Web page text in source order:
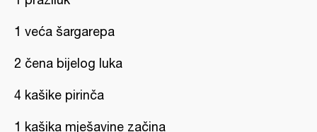
1 veća šargarepa
2 čena bijelog luka
4 kašike pirinča
1 kašika mješavine začina